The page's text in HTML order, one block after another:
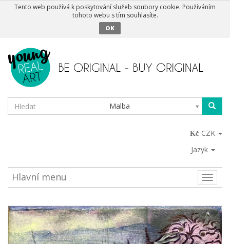
Tento web používá k poskytování služeb soubory cookie. Používáním
tohoto webu s tím souhlasíte.
OK
Malba
CZK
Jazyk
Toggle
Hlavní menu